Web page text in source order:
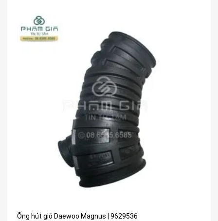
Ống hút gió Daewoo Magnus | 9629536